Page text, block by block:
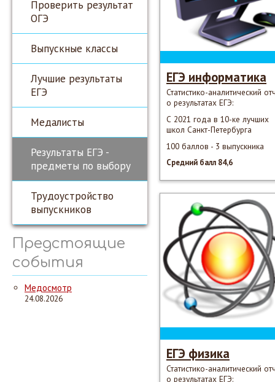
Проверить результат
ОГЭ
Выпускные классы
Лучшие результаты
ЕГЭ
Медалисты
Результаты ЕГЭ -
предметы по выбору
Трудоустройство
выпускников
Предстоящие
события
Медосмотр
24.08.2026
ЕГЭ информатика
Статистико-аналитический
о результатах ЕГЭ:
С 2021 года в 10-ке лучших
школ Санкт-Петербурга
100 баллов - 3 выпускника
Средний балл 84,6
ЕГЭ физика
Статистико-аналитический
о результатах ЕГЭ: